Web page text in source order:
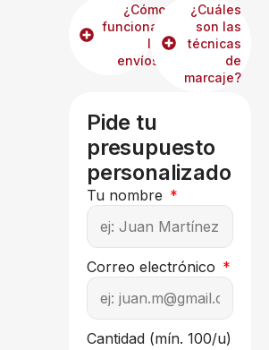
¿Cómo
funcionan
los
envíos?
¿Cuáles
son las
técnicas
de
marcaje?
Pide tu
presupuesto
personalizado
Tu nombre
Correo electrónico
Cantidad (mín. 100/u)